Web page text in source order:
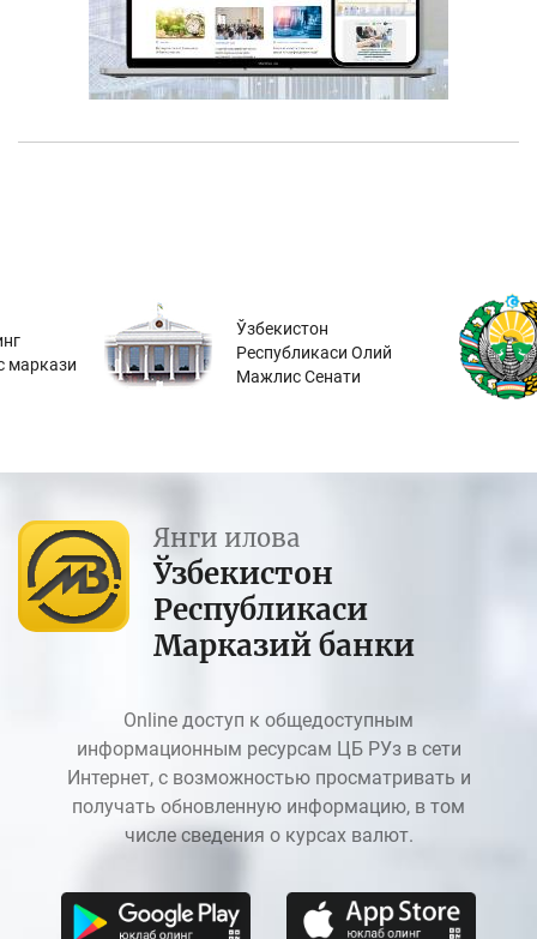
маркази
Ўзбекистон
Республикаси Олий
Мажлис Сенати
Янги илова
Ўзбекистон
Республикаси
Марказий банки
Online доступ к общедоступным
информационным ресурсам ЦБ РУз в сети
Интернет, с возможностью просматривать и
получать обновленную информацию, в том
числе сведения о курсах валют.